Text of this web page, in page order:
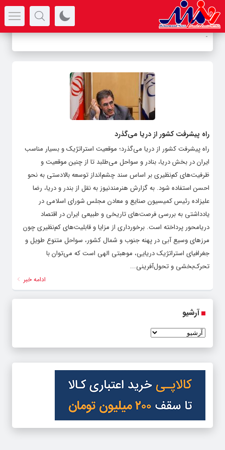
-
راه پیشرفت کشور از دریا می‌گذرد
راه پیشرفت کشور از دریا می‌گذرد؛ موقعیت استراتژیک و بسیار مناسب
ایران در بخش دریا، بنادر و سواحل می‌طلبد تا از چنین موقعیت و
ظرفیت‌های کم‌نظیری بر اساس سند چشم‌انداز توسعه بالادستی به نحو
احسن استفاده شود. به گزارش هنرمندنیوز به نقل از بندر و دریا، رضا
علیزاده رئیس کمیسیون صنایع و معادن مجلس شورای اسلامی در
یادداشتی به بررسی فرصت‌های تاریخی و طبیعی ایران در اقتصاد
دریامحور پرداخته است. برخورداری از مزایا و قابلیت‌های کم‌نظیری چون
مرزهای وسیع آبی در پهنه جنوب و شمال کشور، سواحل متنوع طویل و
جغرافیای استراتژیک دریایی، موهبتی الهی است که می‌توان با
تحرک‌بخشی و تحول‌آفرینی...
ادامه خبر
آرشیو